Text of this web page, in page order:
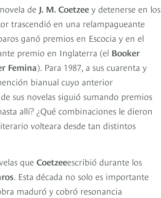
de J. M. Coetzee y detenerse en los
trascendió en una relampagueante
ganó premios en Escocia y en el
premio en Inglaterra (el Booker
Femina). Para 1987, a sus cuarenta y
bianual cuyo anterior
sus novelas siguió sumando premios
allí? ¿Qué combinaciones le dieron
volteara desde tan distintos
que Coetzeeescribió durante los
. Esta década no solo es importante
maduró y cobró resonancia